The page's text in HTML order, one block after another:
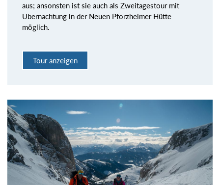
aus; ansonsten ist sie auch als Zweitagestour mit
Übernachtung in der Neuen Pforzheimer Hütte
möglich.
Tour anzeigen